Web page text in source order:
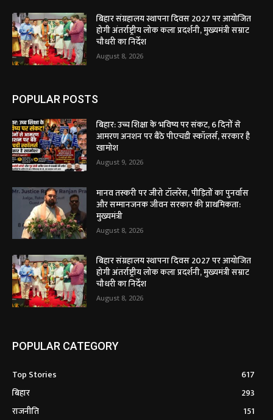
बिहार संग्रहालय स्थापना दिवस 2027 पर आयोजित
होगी अंतर्राष्ट्रीय लोक कला प्रदर्शनी, मुख्यमंत्री सम्राट
चौधरी का निर्देश
August 8, 2026
POPULAR POSTS
बिहार: उच्च शिक्षा के भविष्य पर संकट, 6 दिनों से
आमरण अनशन पर बैठे पीएचडी स्कॉलर्स, सरकार है
खामोश
August 9, 2026
मानव तस्करी पर जीरो टॉलरेंस, पीड़ितों का पुनर्वास
और सम्मानजनक जीवन सरकार की प्राथमिकता:
मुख्यमंत्री
August 8, 2026
बिहार संग्रहालय स्थापना दिवस 2027 पर आयोजित
होगी अंतर्राष्ट्रीय लोक कला प्रदर्शनी, मुख्यमंत्री सम्राट
चौधरी का निर्देश
August 8, 2026
POPULAR CATEGORY
Top Stories
617
बिहार
293
राजनीति
151